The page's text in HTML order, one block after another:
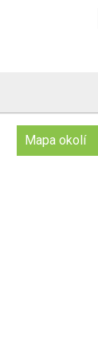
Mapa okolí